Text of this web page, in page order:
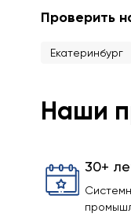
Проверить
Екатеринбург
Наши
30+